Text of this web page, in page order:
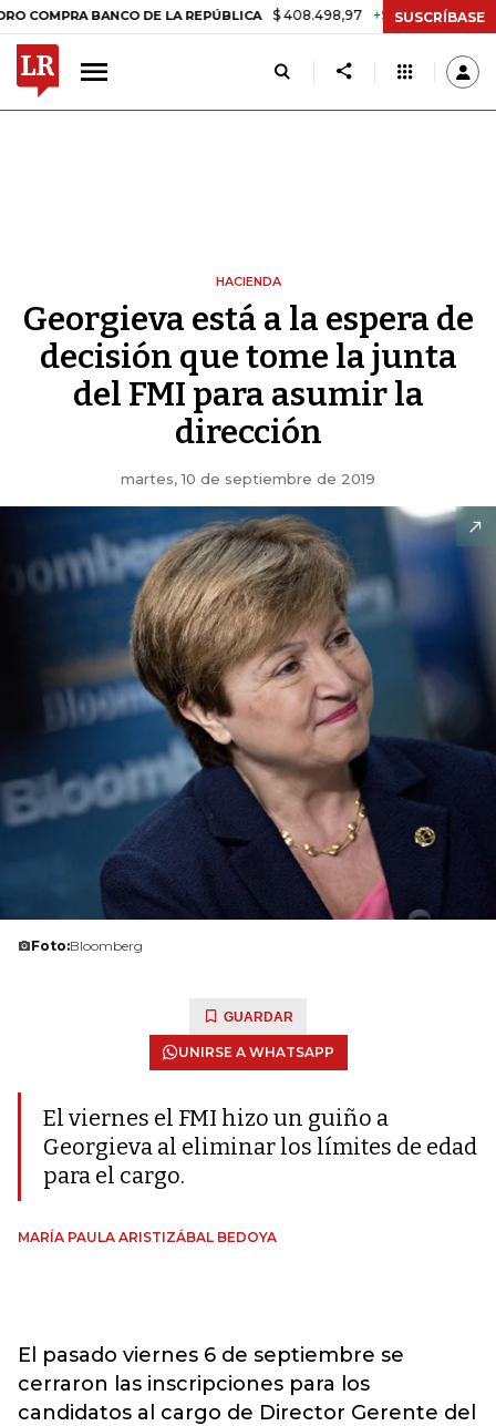
BANCO DE LA REPÚBLICA $ 408.498,97 +$ 8.753,81 +2,19%
SUSCRÍBASE
HACIENDA
Georgieva está a la espera de
decisión que tome la junta
del FMI para asumir la
dirección
martes, 10 de septiembre de 2019
Foto:Bloomberg
GUARDAR
UNIRSE A WHATSAPP
El viernes el FMI hizo un guiño a
Georgieva al eliminar los límites de edad
para el cargo.
MARÍA PAULA ARISTIZÁBAL BEDOYA
El pasado viernes 6 de septiembre se
cerraron las inscripciones para los
candidatos al cargo de Director Gerente del